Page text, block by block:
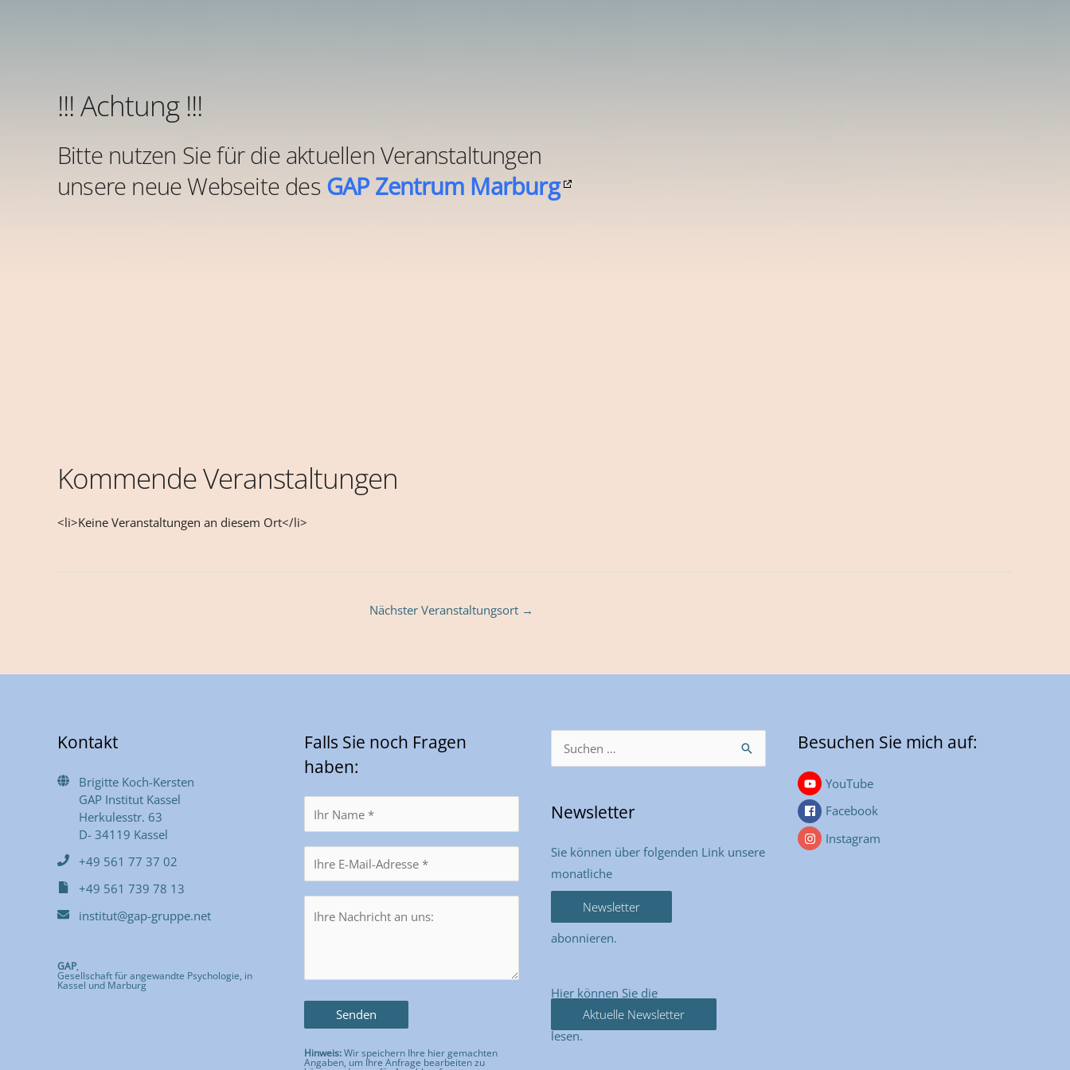
!!! Achtung !!!
Bitte nutzen Sie für die aktuellen Veranstaltungen
unsere neue Webseite des GAP Zentrum Marburg
Kommende Veranstaltungen
<li>Keine Veranstaltungen an diesem Ort</li>
Nächster Veranstaltungsort →
Kontakt
Brigitte Koch-Kersten
GAP Institut Kassel
Herkulesstr. 63
D- 34119 Kassel
+49 561 77 37 02
+49 561 739 78 13
institut@gap-gruppe.net
GAP,
Gesellschaft für angewandte Psychologie, in
Kassel und Marburg
Falls Sie noch Fragen
haben:
Hinweis:Wir speichern Ihre hier gemachten
Angaben, um Ihre Anfrage bearbeiten zu
Suchen
Newsletter
Sie können über folgenden Link unsere
monatliche
Newsletter
abonnieren.
Hier können Sie die
Aktuelle Newsletter
lesen.
Besuchen Sie mich auf:
YouTube
Facebook
Instagram